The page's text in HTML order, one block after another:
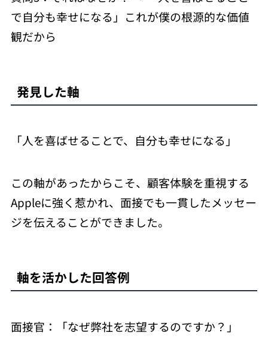
で自分も幸せになる」これが僕の根源的な価値
観だから
発見した軸
「人を喜ばせることで、自分も幸せになる」
この軸があったからこそ、顧客体験を重視する
Appleに強く惹かれ、面接でも一貫したメッセー
ジを伝えることができました。
軸を活かした回答例
面接官：「なぜ弊社を志望するのですか？」